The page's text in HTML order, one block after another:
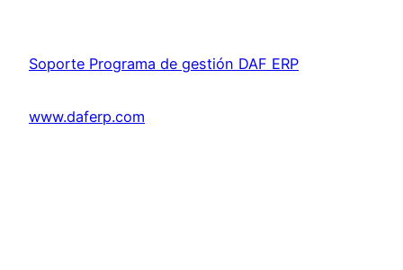
Soporte Programa de gestión DAF ERP
www.daferp.com